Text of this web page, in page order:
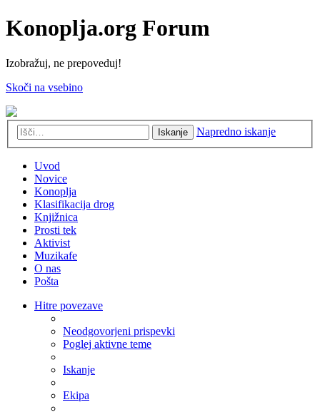
Konoplja.org Forum
Izobražuj, ne prepoveduj!
Skoči na vsebino
Iskanje Napredno iskanje
Uvod
Novice
Konoplja
Klasifikacija drog
Knjižnica
Prosti tek
Aktivist
Muzikafe
O nas
Pošta
Hitre povezave
Neodgovorjeni prispevki
Poglej aktivne teme
Iskanje
Ekipa